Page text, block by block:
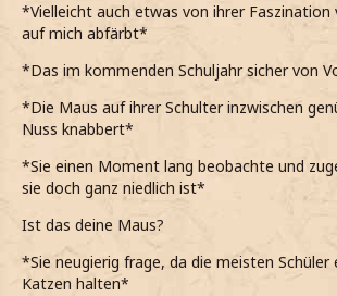
*Vielleicht auch etwas von ihrer Faszination
auf mich abfärbt*
*Das im kommenden Schuljahr sicher von
*Die Maus auf ihrer Schulter inzwischen
Nuss knabbert*
*Sie einen Moment lang beobachte und
sie doch ganz niedlich ist*
Ist das deine Maus?
*Sie neugierig frage, da die meisten Schüler
Katzen halten*